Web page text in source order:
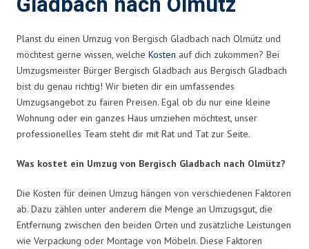
Planst du einen Umzug von Bergisch Gladbach nach Olmütz und
möchtest gerne wissen, welche Kosten auf dich zukommen? Bei
Umzugsmeister Bürger Bergisch Gladbach aus Bergisch Gladbach
bist du genau richtig! Wir bieten dir ein umfassendes
Umzugsangebot zu fairen Preisen. Egal ob du nur eine kleine
Wohnung oder ein ganzes Haus umziehen möchtest, unser
professionelles Team steht dir mit Rat und Tat zur Seite.
Was kostet ein Umzug von Bergisch Gladbach nach Olmütz?
Die Kosten für deinen Umzug hängen von verschiedenen Faktoren
ab. Dazu zählen unter anderem die Menge an Umzugsgut, die
Entfernung zwischen den beiden Orten und zusätzliche Leistungen
wie Verpackung oder Montage von Möbeln. Diese Faktoren